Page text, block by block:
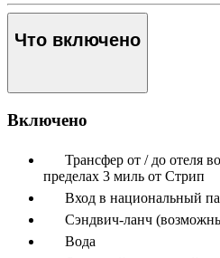
Что включено
Включено
Трансфер от / до отеля
пределах 3 миль от Стрип
Вход в национальный
Сэндвич-ланч
Вода